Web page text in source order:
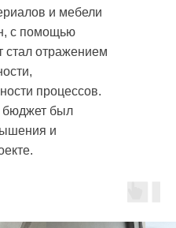
и мебели
с помощью
стал отражением
процессов.
бюджет был
и